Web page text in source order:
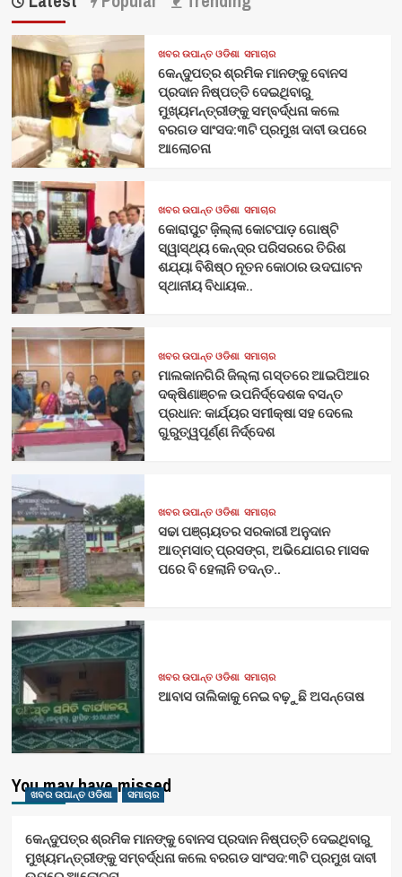
ଖବର ଉପାନ୍ତ ଓଡିଶା ସମାଚାର
କେନ୍ଦୁପତ୍ର ଶ୍ରମିକ ମାନଙ୍କୁ ବୋନସ
ପ୍ରଦାନ ନିଷ୍ପତ୍ତି ଦେଇଥିବାରୁ
ମୁଖ୍ୟମନ୍ତ୍ରୀଙ୍କୁ ସମ୍ବର୍ଦ୍ଧନା କଲେ
ବରଗଡ ସାଂସଦ:୩ଟି ପ୍ରମୁଖ ଦାବୀ ଉପରେ
ଆଲୋଚନା
ଖବର ଉପାନ୍ତ ଓଡିଶା ସମାଚାର
କୋରାପୁଟ ଜ଼ିଲ୍ଲା କୋଟପାଡ଼ ଗୋଷ୍ଟି
ସ୍ୱାସ୍ଥ୍ୟ କେନ୍ଦ୍ର ପରିସରରେ ତିରିଶ
ଶଯ୍ୟା ବିଶିଷ୍ଠ ନୂତନ କୋଠାର ଉଦଘାଟନ
ସ୍ଥାନୀୟ ବିଧାୟକ..
ଖବର ଉପାନ୍ତ ଓଡିଶା ସମାଚାର
ମାଲକାନଗିରି ଜିଲ୍ଲା ଗସ୍ତରେ ଆଇପିଆର
ଦକ୍ଷିଣାଞ୍ଚଳ ଉପନିର୍ଦ୍ଦେଶକ ବସନ୍ତ
ପ୍ରଧାନ: କାର୍ଯ୍ୟର ସମୀକ୍ଷା ସହ ଦେଲେ
ଗୁରୁତ୍ୱପୂର୍ଣ୍ଣ ନିର୍ଦ୍ଦେଶ
ଖବର ଉପାନ୍ତ ଓଡିଶା ସମାଚାର
ସଢା ପଞ୍ଚାୟତର ସରକାରୀ ଅନୁଦାନ
ଆତ୍ମସାତ୍ ପ୍ରସଙ୍ଗ, ଅଭିଯୋଗର ମାସକ
ପରେ ବି ହେଲାନି ତଦନ୍ତ..
ଖବର ଉପାନ୍ତ ଓଡିଶା ସମାଚାର
ଆବାସ ତାଲିକାକୁ ନେଇ ବଢ଼ୁଛି ଅସନ୍ତୋଷ
You may have missed
ଖବର ଉପାନ୍ତ ଓଡିଶା ସମାଚାର
କେନ୍ଦୁପତ୍ର ଶ୍ରମିକ ମାନଙ୍କୁ ବୋନସ ପ୍ରଦାନ ନିଷ୍ପତ୍ତି ଦେଇଥିବାରୁ
ମୁଖ୍ୟମନ୍ତ୍ରୀଙ୍କୁ ସମ୍ବର୍ଦ୍ଧନା କଲେ ବରଗଡ ସାଂସଦ:୩ଟି ପ୍ରମୁଖ ଦାବୀ